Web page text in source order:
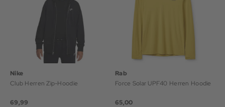
Nike
Club Herren Zip-Hoodie
69,99
Rab
Force Solar UPF40 Herren Hoodie
65,00